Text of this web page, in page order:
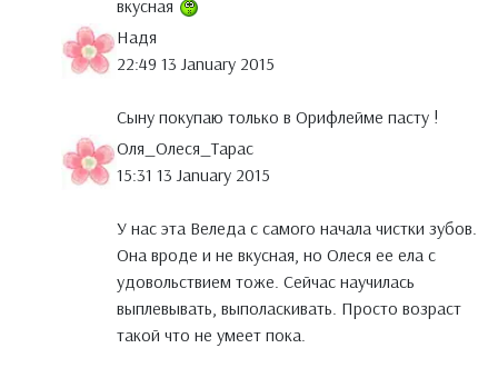
вкусная
Надя
22:49 13 January 2015
Сыну покупаю только в Орифлейме пасту !
Оля_Олеся_Тарас
15:31 13 January 2015
У нас эта Веледа с самого начала чистки зубов.
Она вроде и не вкусная, но Олеся ее ела с
удовольствием тоже. Сейчас научилась
выплевывать, выполаскивать. Просто возраст
такой что не умеет пока.